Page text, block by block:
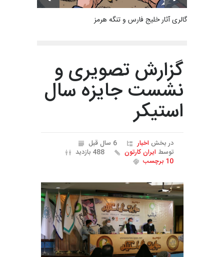
گالری آثار خلیج فارس و تنگه هرمز
گزارش تصویری و
نشست جایزه سال
استیکر
در بخش اخبار
6 سال قبل
توسط ایران کارتون
488 بازدید
10 برچسب